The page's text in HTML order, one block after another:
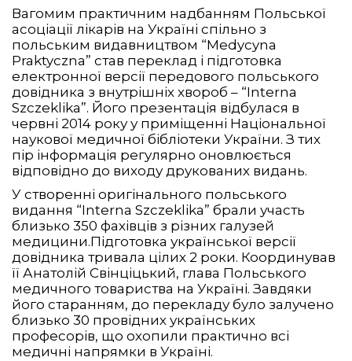
Вагомим практичним надбанням Польської
асоціації лікарів на Україні спільно з
польським видавництвом “Medycyna
Praktyczna” став переклад і підготовка
електронної версії передового польського
довідника з внутрішніх хвороб – “Interna
Szczeklika”. Його презентація відбулася в
червні 2014 року у приміщенні Національної
наукової медичної бібліотеки України. З тих
пір інформація регулярно оновлюється
відповідно до виходу друкованих видань.
У створенні оригінального польського
видання “Interna Szczeklika” брали участь
близько 350 фахівців з різних галузей
медицини.Підготовка української версії
довідника тривала цілих 2 роки. Координував
її Анатолій Свінціцький, глава Польського
медичного товариства на Україні. Завдяки
його старанням, до перекладу було залучено
близько 30 провідних українських
професорів, що охопили практично всі
медичні напрямки в Україні.